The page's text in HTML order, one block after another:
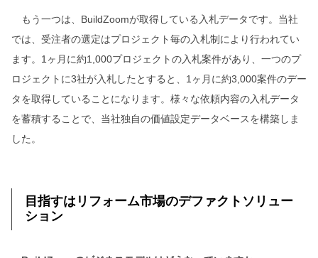
もう一つは、BuildZoomが取得している入札データです。当社
では、受注者の選定はプロジェクト毎の入札制により行われてい
ます。1ヶ月に約1,000プロジェクトの入札案件があり、一つのプ
ロジェクトに3社が入札したとすると、1ヶ月に約3,000案件のデー
タを取得していることになります。様々な依頼内容の入札データ
を蓄積することで、当社独自の価値設定データベースを構築しま
した。
目指すはリフォーム市場のデファクトソリュー
ション